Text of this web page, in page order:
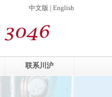
中文版 | English
联系川沪